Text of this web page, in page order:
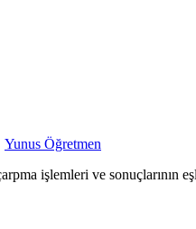
Yunus Öğretmen
işlemleri ve sonuçlarının